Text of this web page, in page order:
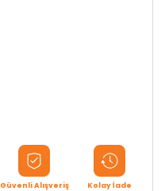
Güvenli Alışveriş
Kolay İade